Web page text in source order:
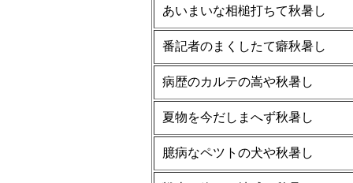
あいまいな相槌打ちて秋暑し
番記者のまくしたて癖秋暑し
病歴のカルテの嵩や秋暑し
夏物を今だしまへず秋暑し
臆病なペツトの犬や秋暑し